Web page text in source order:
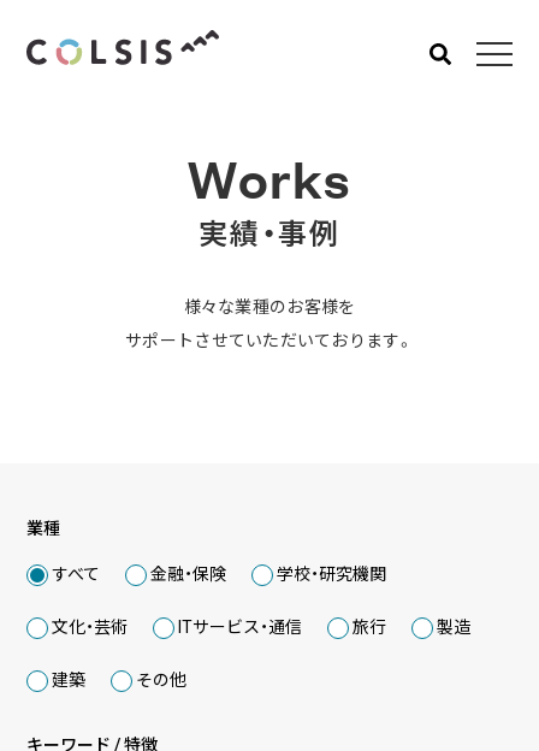
Service
サービス
築
CMSソリューション
Works
事例紹介
お客様インタビュー
Recruit
Works
実績・事例
様々な業種のお客様を
サポートさせていただいております。
業種
すべて 金融・保険 学校・研究機関
文化・芸術 ITサービス・通信 旅行 製造
建築 その他
キーワード / 特徴